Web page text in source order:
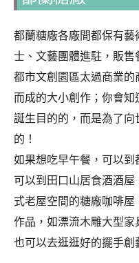
都蘭糖廠各廠間都保有
士、文藝團體進駐，販
都市文創園區太過商業
而成的大小創作；你會
誕生目的的，而是為了
的！
如果想吃早午餐，可以到
可以到田口山居食酒酒
式老屋空間的糖廠咖啡
作品，如漂流木雕大型家
也可以去逛逛好的擺手創